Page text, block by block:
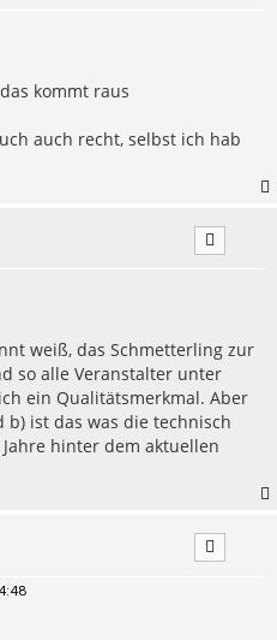
kommt raus
auch recht, selbst ich hab
weiß, das Schmetterling zur
so alle Veranstalter unter
ein Qualitätsmerkmal. Aber
b) ist das was die technisch
hinter dem aktuellen